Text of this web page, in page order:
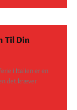
Til Din
i Italien er en
det kræver